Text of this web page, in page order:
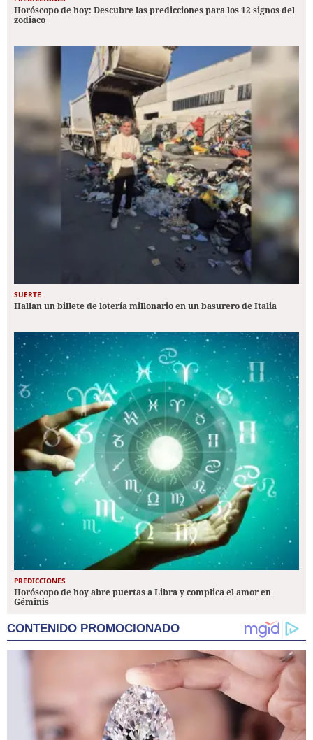
Horóscopo de hoy: Descubre las predicciones para los 12 signos del
zodiaco
SUERTE
Hallan un billete de lotería millonario en un basurero de Italia
PREDICCIONES
Horóscopo de hoy abre puertas a Libra y complica el amor en
Géminis
CONTENIDO PROMOCIONADO